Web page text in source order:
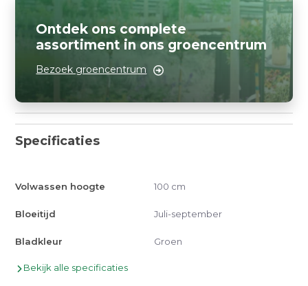
Ontdek ons complete
assortiment in ons groencentrum
Bezoek groencentrum
Specificaties
Volwassen hoogte 100 cm
Bloeitijd Juli-september
Bladkleur Groen
Bekijk alle specificaties